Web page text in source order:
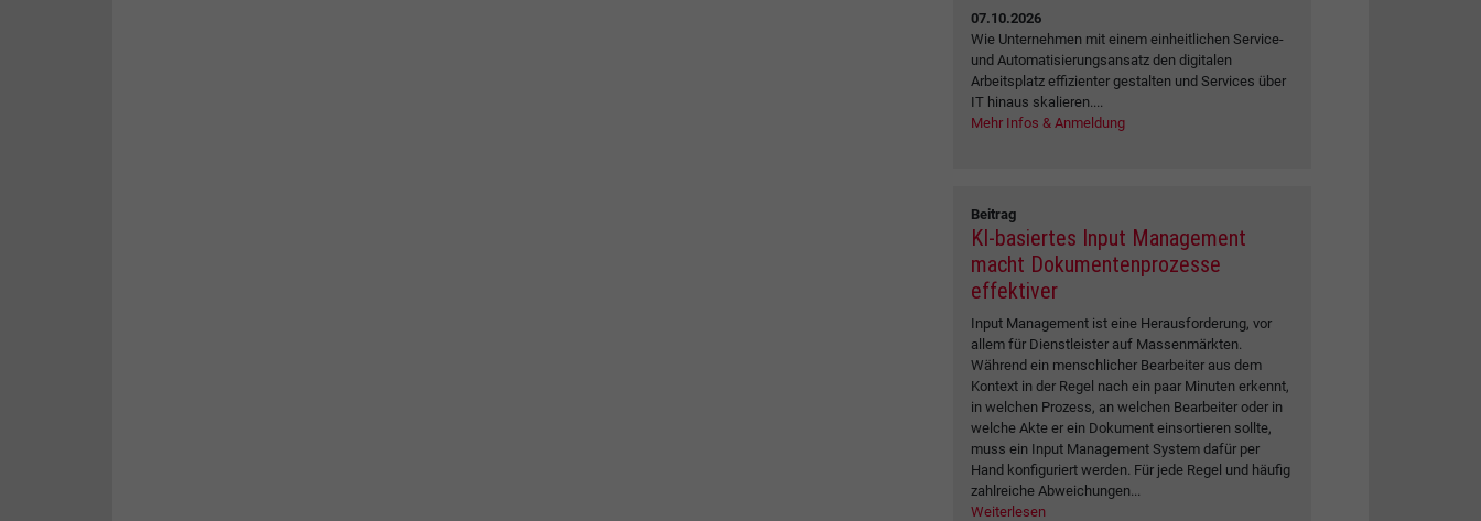
07.10.2026
Wie Unternehmen mit einem einheitlichen Service-
und Automatisierungsansatz den digitalen
Arbeitsplatz effizienter gestalten und Services über
IT hinaus skalieren....
Mehr Infos & Anmeldung
Beitrag
KI-basiertes Input Management
macht Dokumentenprozesse
effektiver
Input Management ist eine Herausforderung, vor
allem für Dienstleister auf Massenmärkten.
Während ein menschlicher Bearbeiter aus dem
Kontext in der Regel nach ein paar Minuten erkennt,
in welchen Prozess, an welchen Bearbeiter oder in
welche Akte er ein Dokument einsortieren sollte,
muss ein Input Management System dafür per
Hand konfiguriert werden. Für jede Regel und häufig
zahlreiche Abweichungen...
Weiterlesen